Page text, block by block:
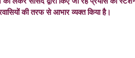
की तरफ से आभार व्यक्त किया है।